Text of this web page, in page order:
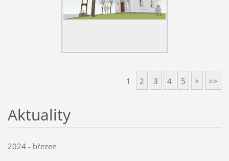
1 2 3 4 5 > >>
Aktuality
2024 - březen